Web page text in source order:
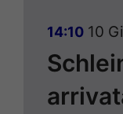
14:10 10